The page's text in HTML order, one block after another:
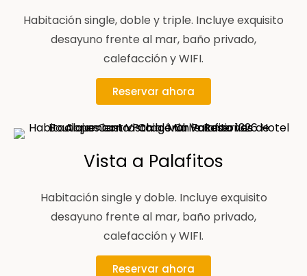
Habitación single, doble y triple. Incluye exquisito
desayuno frente al mar, baño privado,
calefacción y WIFI.
Reservar ahora
Vista a Palafitos
Habitación single y doble. Incluye exquisito
desayuno frente al mar, baño privado,
calefacción y WIFI.
Reservar ahora